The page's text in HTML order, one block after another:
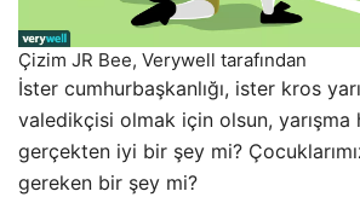
Çizim JR Bee, Verywell tarafından
İster cumhurbaşkanlığı, ister kros
valedikçisi olmak için olsun, yarışma
gerçekten iyi bir şey mi?
gereken bir şey mi?